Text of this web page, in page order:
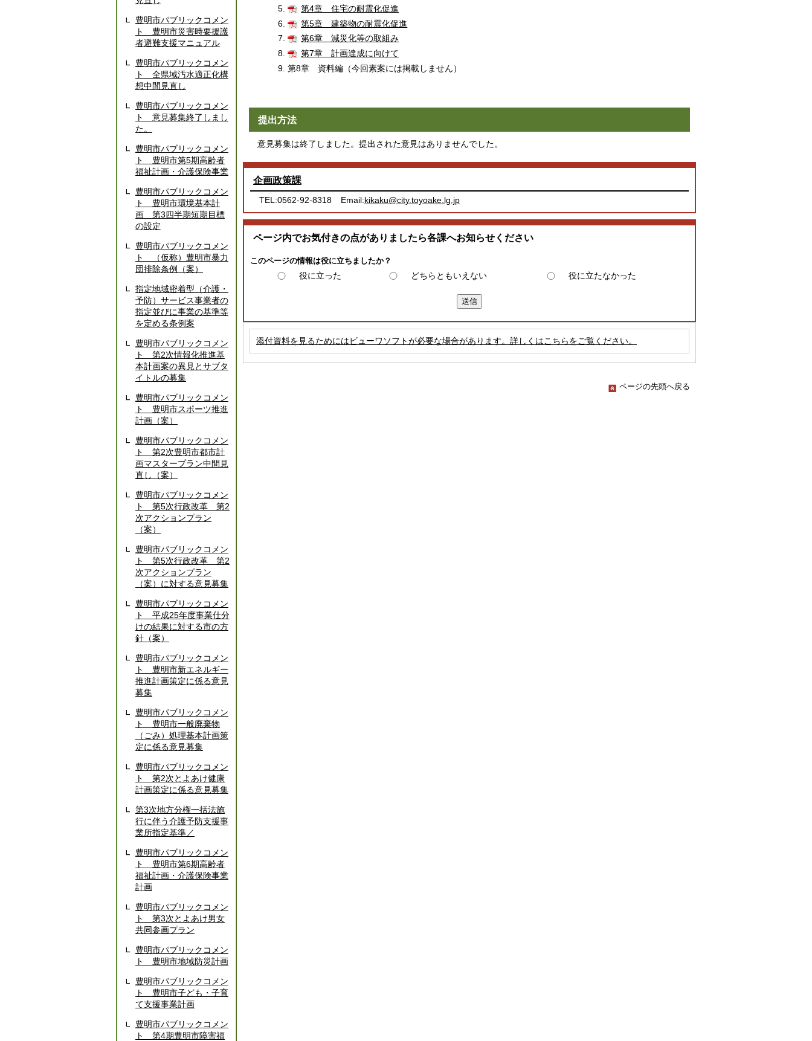
豊明市パブリックコメン
ト 豊明市災害時要援護
者避難支援マニュアル
豊明市パブリックコメン
ト 全県域汚水適正化構
想中間見直し
豊明市パブリックコメン
ト 意見募集終了しまし
た。
豊明市パブリックコメン
ト 豊明市第5期高齢者
福祉計画・介護保険事業
豊明市パブリックコメン
ト 豊明市環境基本計
画 第3四半期短期目標
の設定
豊明市パブリックコメン
ト （仮称）豊明市暴力
団排除条例（案）
指定地域密着型（介護・
予防）サービス事業者の
指定並びに事業の基準等
を定める条例案
豊明市パブリックコメン
ト 第2次情報化推進基
本計画案の異見とサブタ
イトルの募集
豊明市パブリックコメン
ト 豊明市スポーツ推進
計画（案）
豊明市パブリックコメン
ト 第2次豊明市都市計
画マスタープラン中間見
直し（案）
豊明市パブリックコメン
ト 第5次行政改革 第2
次アクションプラン
（案）
豊明市パブリックコメン
ト 第5次行政改革 第2
次アクションプラン
（案）に対する意見募集
豊明市パブリックコメン
ト 平成25年度事業仕分
けの結果に対する市の方
針（案）
豊明市パブリックコメン
ト 豊明市新エネルギー
推進計画策定に係る意見
募集
豊明市パブリックコメン
ト 豊明市一般廃棄物
（ごみ）処理基本計画策
定に係る意見募集
豊明市パブリックコメン
ト 第2次とよあけ健康
計画策定に係る意見募集
第3次地方分権一括法施
行に伴う介護予防支援事
業所指定基準／
豊明市パブリックコメン
ト 豊明市第6期高齢者
福祉計画・介護保険事業
計画
豊明市パブリックコメン
ト 第3次とよあけ男女
共同参画プラン
豊明市パブリックコメン
ト 豊明市地域防災計画
豊明市パブリックコメン
ト 豊明市子ども・子育
て支援事業計画
豊明市パブリックコメン
ト 第4期豊明市障害福
第4章 住宅の耐震化促進
第5章 建築物の耐震化促進
第6章 減災化等の取組み
第7章 計画達成に向けて
第8章 資料編（今回素案には掲載しません）
提出方法
意見募集は終了しました。提出された意見はありませんでした。
企画政策課
TEL:0562-92-8318 Email:kikaku@city.toyoake.lg.jp
ページ内でお気付きの点がありましたら各課へお知らせください
このページの情報は役に立ちましたか？
役に立った どちらともいえない 役に立たなかった
添付資料を見るためにはビューワソフトが必要な場合があります。詳しくはこちらをご覧ください。
ページの先頭へ戻る